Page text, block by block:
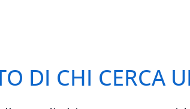
DI CHI CERCA